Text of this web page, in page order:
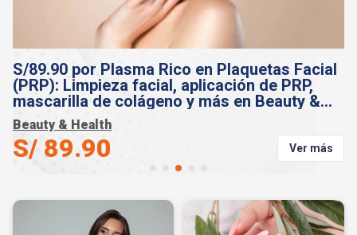
S/89.90 por Plasma Rico en Plaquetas Facial
(PRP): Limpieza facial, aplicación de PRP,
mascarilla de colágeno y más en Beauty &
Health
Beauty & Health
S/ 89.90 Ver más